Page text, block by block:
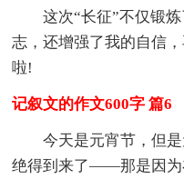
这次“长征”不仅锻
志，还增强了我的自信
啦!
记叙文的作文600字 篇6
今天是元宵节，但
绝得到来了——那是因为